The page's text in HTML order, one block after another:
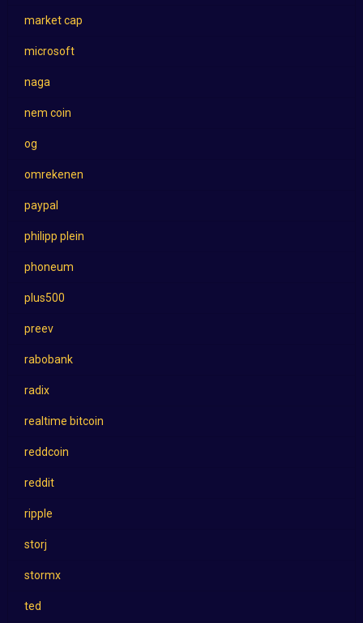
market cap
microsoft
naga
nem coin
og
omrekenen
paypal
philipp plein
phoneum
plus500
preev
rabobank
radix
realtime bitcoin
reddcoin
reddit
ripple
storj
stormx
ted